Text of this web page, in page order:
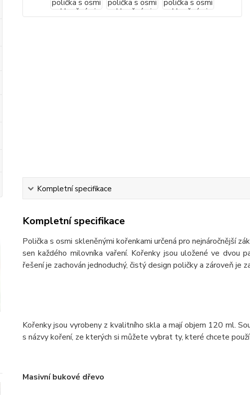
Kompletní specifikace
Kompletní specifikace
Polička s osmi skleněnými kořenkami určená pro nejnáročnější
sen každého milovníka vaření. Kořenky jsou uložené ve dvou
řešení je zachován jednoduchý, čistý design poličky a zároveň je
Kořenky jsou vyrobeny z kvalitního skla a mají objem 120 ml.
s názvy koření, ze kterých si můžete vybrat ty, které chcete
Masivní bukové dřevo